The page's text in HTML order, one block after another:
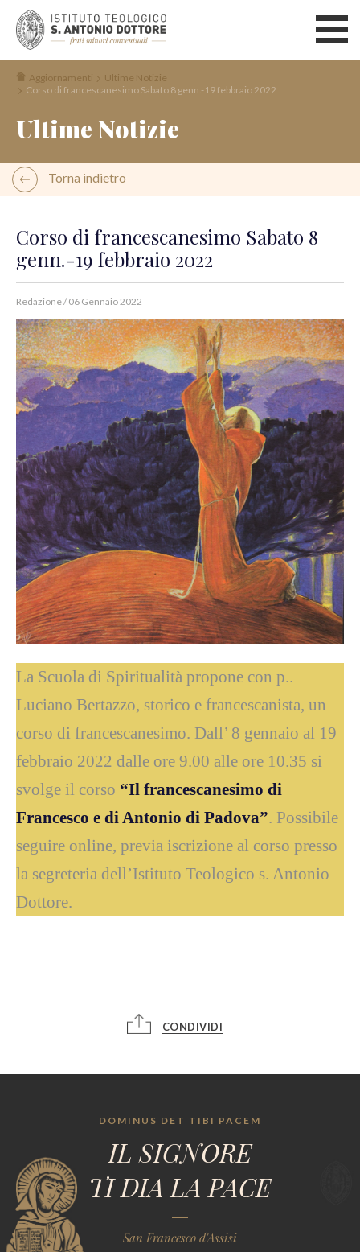
Aggiornamenti
Ultime Notizie
Corso di francescanesimo Sabato 8 genn.-19 febbraio 2022
Ultime Notizie
Torna indietro
Corso di francescanesimo Sabato 8
genn.-19 febbraio 2022
Redazione/06 Gennaio 2022
La Scuola di Spiritualità propone con p..
Luciano Bertazzo, storico e francescanista, un
corso di francescanesimo. Dall’ 8 gennaio al 19
febbraio 2022 dalle ore 9.00 alle ore 10.35 si
svolge il corso “Il francescanesimo di
Francesco e di Antonio di Padova”. Possibile
seguire online, previa iscrizione al corso presso
la segreteria dell’Istituto Teologico s. Antonio
Dottore.
CONDIVIDI
DOMINUS DET TIBI PACEM
IL SIGNORE
TI DIA LA PACE
San Francesco d'Assisi